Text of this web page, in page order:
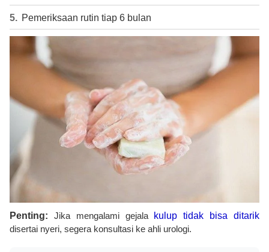
Pemeriksaan rutin tiap 6 bulan
Penting: Jika mengalami gejala kulup tidak bisa ditarik
disertai nyeri, segera konsultasi ke ahli urologi.